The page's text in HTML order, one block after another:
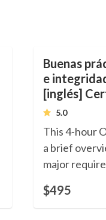
Buenas
e
[inglés]
Global: 26
5.0
This 4-hour
a brief overview of the key concepts and
major
Integrity-ALCOA+.
training
$495